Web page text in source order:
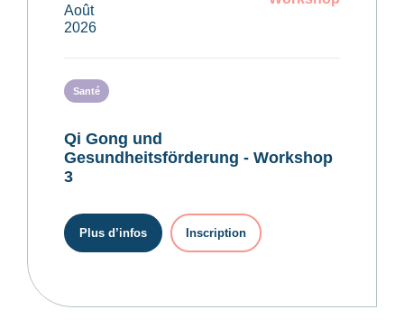
Août
2026
Santé
Qi Gong und
Gesundheitsförderung - Workshop
3
Plus d’infos Inscription